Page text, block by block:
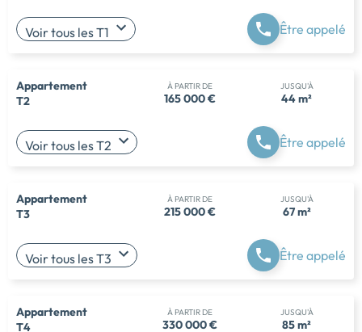
Voir tous les T1 Être appelé
Appartement
T2
À PARTIR DE
165 000 €
JUSQU'À
44 m²
Voir tous les T2 Être appelé
Appartement
T3
À PARTIR DE
215 000 €
JUSQU'À
67 m²
Voir tous les T3 Être appelé
Appartement
T4
À PARTIR DE
330 000 €
JUSQU'À
85 m²